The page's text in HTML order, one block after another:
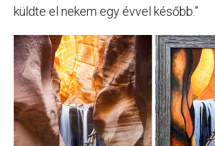
küldte el nekem egy évvel később.”